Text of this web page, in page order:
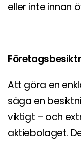
eller inte innan
Att göra en
säga en
viktigt – och
aktiebolaget.